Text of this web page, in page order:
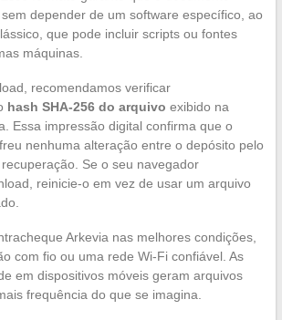
depender de um software específico, ao
que pode incluir scripts ou fontes
máquinas.
recomendamos verificar
hash SHA-256 do arquivo exibido na
Essa impressão digital confirma que o
nenhuma alteração entre o depósito pelo
Se o seu navegador
reinicie-o em vez de usar um arquivo
Arkevia nas melhores condições,
com fio ou uma rede Wi-Fi confiável. As
em dispositivos móveis geram arquivos
frequência do que se imagina.